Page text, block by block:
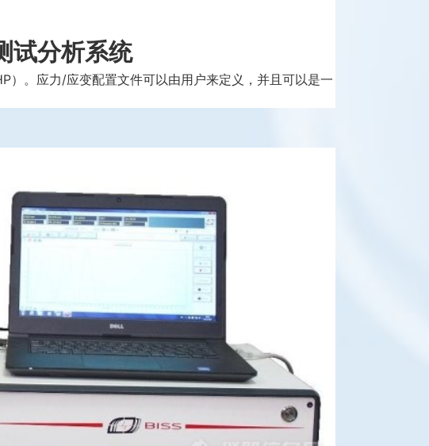
试分析系统
）。应力/应变配置文件可以由用户来定义，并且可以是一